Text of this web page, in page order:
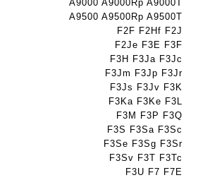
ט
ה
ב
ע
ר
י
ת
h
ד
ג
ם
W
8
9
5
ע
ם
ח
A9000 A9000Rp A9000T
A9500 A9500Rp A9500T
F2F F2Hf F2J
F2Je F3E F3F
F3H F3Ja F3Jc
F3Jm F3Jp F3Jr
F3Js F3Jv F3K
F3Ka F3Ke F3L
F3M F3P F3Q
F3S F3Sa F3Sc
F3Se F3Sg F3Sr
F3Sv F3T F3Tc
F3U F7 F7E